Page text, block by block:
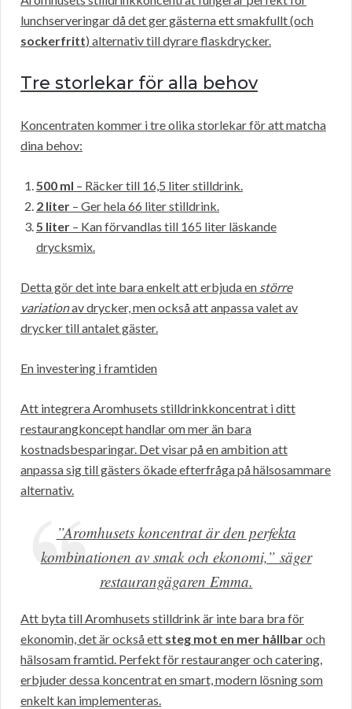
lunchserveringar då det ger gästerna ett smakfullt (och
sockerfritt) alternativ till dyrare flaskdrycker.
Tre storlekar för alla behov
Koncentraten kommer i tre olika storlekar för att matcha
dina behov:
500 ml – Räcker till 16,5 liter stilldrink.
2 liter – Ger hela 66 liter stilldrink.
5 liter – Kan förvandlas till 165 liter läskande
drycksmix.
Detta gör det inte bara enkelt att erbjuda en större
variationav drycker, men också att anpassa valet av
drycker till antalet gäster.
En investering i framtiden
Att integrera Aromhusets stilldrinkkoncentrat i ditt
restaurangkoncept handlar om mer än bara
kostnadsbesparingar. Det visar på en ambition att
anpassa sig till gästers ökade efterfråga på hälsosammare
alternativ.
”Aromhusets koncentrat är den perfekta
kombinationen av smak och ekonomi,” säger
restaurangägaren Emma.
Att byta till Aromhusets stilldrink är inte bara bra för
ekonomin, det är också ett steg mot en mer hållbaroch
hälsosam framtid. Perfekt för restauranger och catering,
erbjuder dessa koncentrat en smart, modern lösning som
enkelt kan implementeras.